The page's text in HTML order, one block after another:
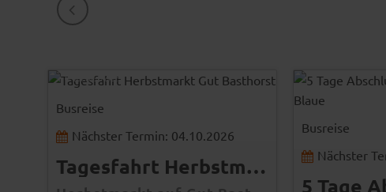
© Gut Basthorst
Busreise
Nächster Termin: 04.10.2026
Tagesfahrt Herbstmarkt Gut Basthorst
-
Busreise
Nächster